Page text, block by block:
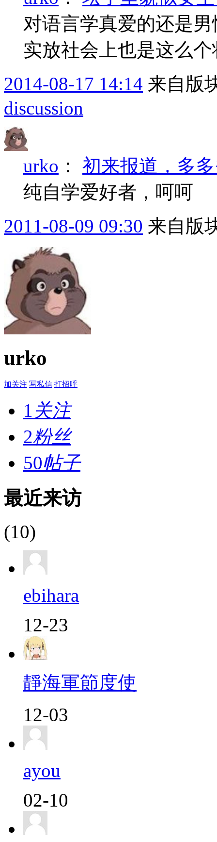
对语言学真爱的还是
实放社会上也是这么
2014-08-17 14:14 来自版
discussion
urko ： 初来报道，多
纯自学爱好者，呵呵
2011-08-09 09:30 来自版
urko
加关注 写私信 打招呼
1 关注
2粉丝
50帖子
最近来访
(10)
ebihara
12-23
靜海軍節度使
12-03
ayou
02-10